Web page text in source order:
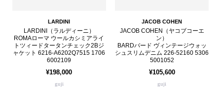
LARDINI
LARDINI（ラルディーニ）
ROMAローマ ウールカシミアライ
トツィードタータンチェック2Bジ
ャケット 6216-A6202Q7515 1706
6002109
¥198,000
guji
JACOB COHEN
JACOB COHEN（ヤコブコーエ
ン）
BARDバード ヴィンテージウォッ
シュスリムデニム 226-52160 5306
5001052
¥105,600
guji